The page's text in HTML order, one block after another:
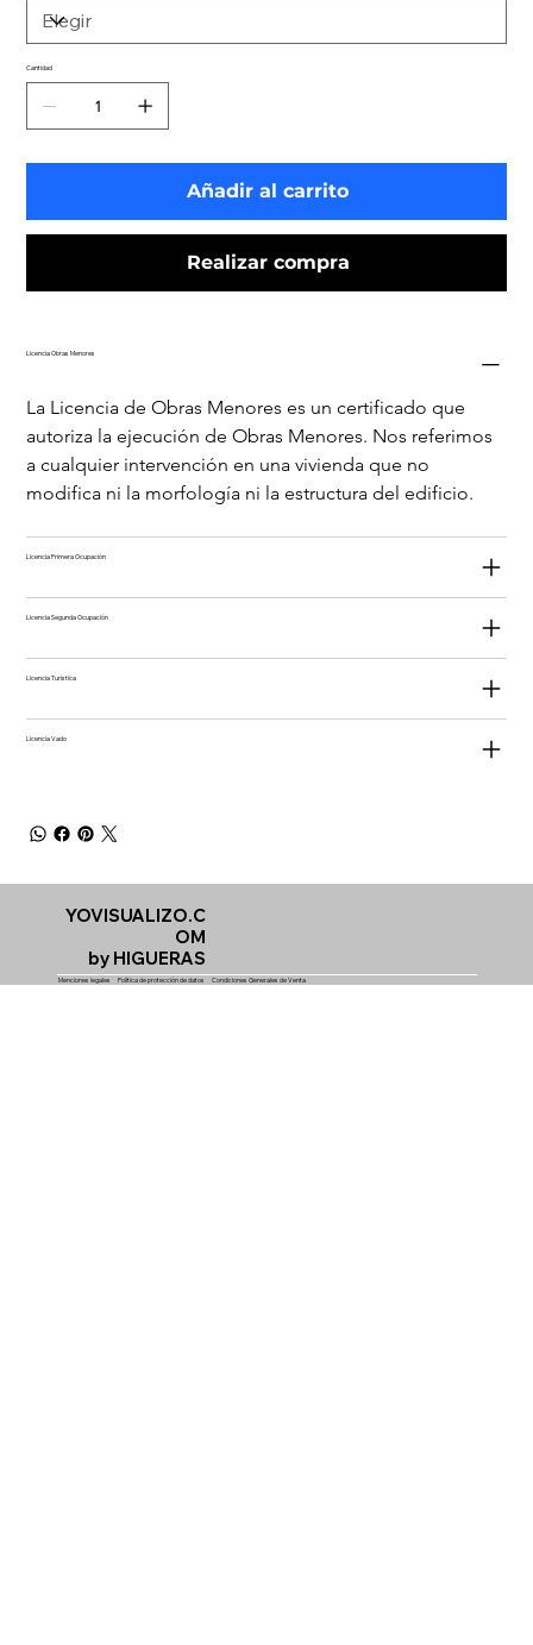
Cantidad
Añadir al carrito
Realizar compra
Licencia Obras Menores
La Licencia de Obras Menores es un certificado que
autoriza la ejecución de Obras Menores. Nos referimos
a cualquier intervención en una vivienda que no
modifica ni la morfología ni la estructura del edificio.
Licencia Primera Ocupación
Licencia Segunda Ocupación
Licencia Turística
Licencia Vado
YOVISUALIZO.C
OM
by HIGUERAS
Menciones legales Política de protección de datos Condiciones Generales de Venta